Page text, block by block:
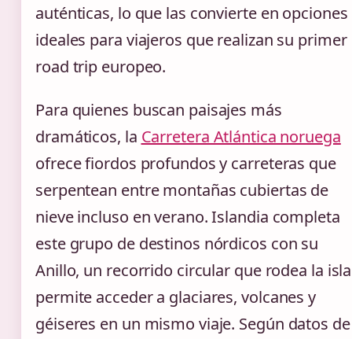
auténticas, lo que las convierte en opciones
ideales para viajeros que realizan su primer
road trip europeo.
Para quienes buscan paisajes más
dramáticos, la Carretera Atlántica noruega
ofrece fiordos profundos y carreteras que
serpentean entre montañas cubiertas de
nieve incluso en verano. Islandia completa
este grupo de destinos nórdicos con su
Anillo, un recorrido circular que rodea la
permite acceder a glaciares, volcanes y
géiseres en un mismo viaje. Según datos de